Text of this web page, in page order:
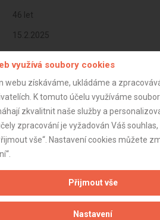
46 let
15.2.2025
Aktualizováno z portálu ARES dne 27.02.2025
využívá soubory cookies
webu získáváme, ukládáme a
K tomuto účelu využíváme
zkvalitnit naše služby a
zpracování je vyžadován Váš
vše“. Nastavení cookies můžete
Přijmout vše
Nastavení